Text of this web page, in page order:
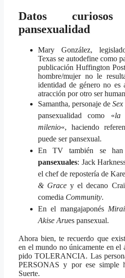
Datos
pansexualidad
Mary González,
Texas se autodefine como
publicación Huffington
hombre/mujer no le
identidad de género no es
atracción por otro ser
Samantha, personaje de
pansexualidad como «la
milenio«, haciendo
puede ser pansexual.
En TV también se han
pansexuales: Jack
el chef de repostería de
& Grace y el decano
comedia Community.
En el mangajaponés
Akise Arues pansexual.
Ahora bien, te recuerdo que
en el mundo no únicamente en el
pido TOLERANCIA. Las
PERSONAS y por ese simple
Suerte.